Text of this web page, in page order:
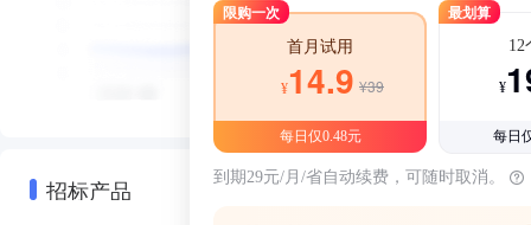
招标产品
限购一次
首月试用
¥14.9 ¥39
每日仅0.48元
最划算
12
¥
每日
到期29元/月/省自动续费，可随时取消。